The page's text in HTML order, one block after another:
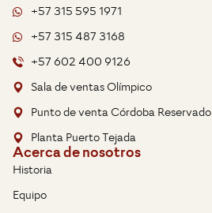
+57 315 595 1971
+57 315 487 3168
+57 602 400 9126
Sala de ventas Olímpico
Punto de venta Córdoba Reservado
Planta Puerto Tejada
Acerca de nosotros
Historia
Equipo